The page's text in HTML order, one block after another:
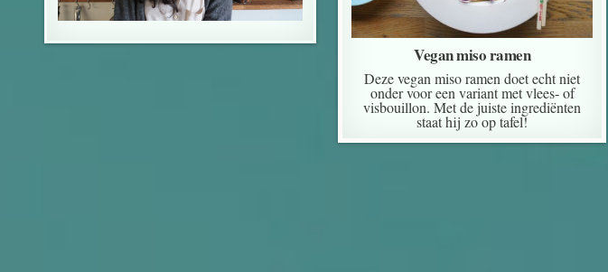
Vegan miso ramen
Deze vegan miso ramen doet echt niet
onder voor een variant met vlees- of
visbouillon. Met de juiste ingrediënten
staat hij zo op tafel!